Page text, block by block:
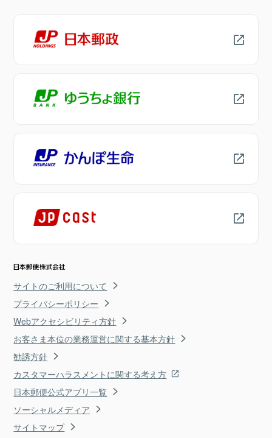
サイトのご利用について
プライバシーポリシー
Webアクセシビリティ方針
お客さま本位の業務運営に関する基本方針
勧誘方針
カスタマーハラスメントに関する考え方
日本郵便公式アプリ一覧
ソーシャルメディア
サイトマップ